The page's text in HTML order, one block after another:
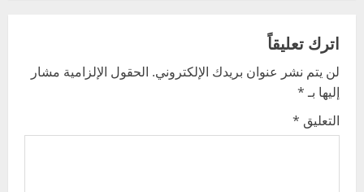
v
i
g
اترك تعليقاً
لن يتم نشر عنوان بريدك الإلكتروني. الحقول الإلزامية مشار
إليها بـ*
التعليق *